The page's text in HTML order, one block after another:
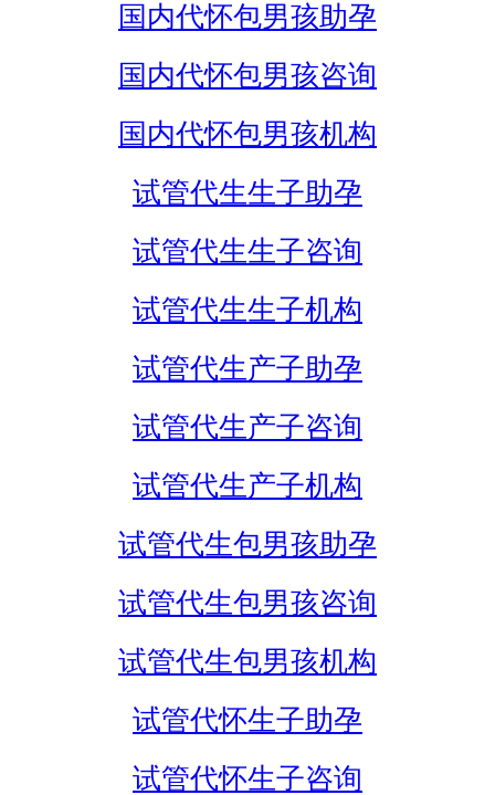
国内代怀包男孩助孕
国内代怀包男孩咨询
国内代怀包男孩机构
试管代生生子助孕
试管代生生子咨询
试管代生生子机构
试管代生产子助孕
试管代生产子咨询
试管代生产子机构
试管代生包男孩助孕
试管代生包男孩咨询
试管代生包男孩机构
试管代怀生子助孕
试管代怀生子咨询